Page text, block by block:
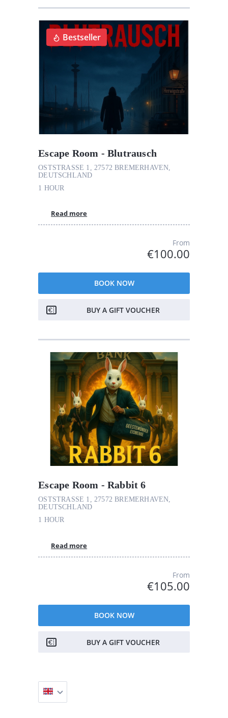
Bestseller
Escape Room - Blutrausch
OSTSTRASSE 1, 27572 BREMERHAVEN, D
EUTSCHLAND
1 HOUR
Read more
From
€100.00
BOOK NOW
BUY A GIFT VOUCHER
Escape Room - Rabbit 6
OSTSTRASSE 1, 27572 BREMERHAVEN, D
EUTSCHLAND
1 HOUR
Read more
From
€105.00
BOOK NOW
BUY A GIFT VOUCHER